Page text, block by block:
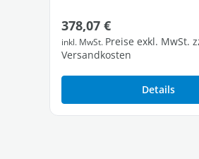
Regulärer Preis:
378,07 €
inkl. MwSt. Preise exkl. MwSt.
Versandkosten
Details